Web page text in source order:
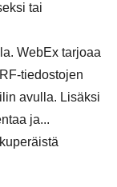
tai
WebEx tarjoaa
tiedostojen
avulla. Lisäksi
ja...